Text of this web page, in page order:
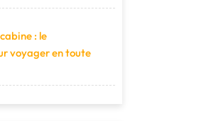
: le
voyager en toute